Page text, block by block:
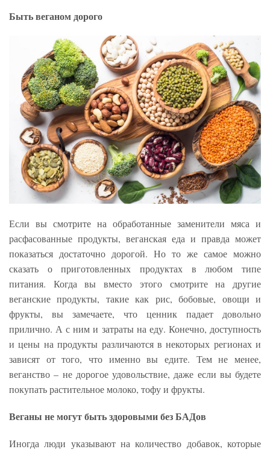
Быть веганом дорого
Если вы смотрите на обработанные заменители мяса и
расфасованные продукты, веганская еда и правда может
показаться достаточно дорогой. Но то же самое можно
сказать о приготовленных продуктах в любом типе
питания. Когда вы вместо этого смотрите на другие
веганские продукты, такие как рис, бобовые, овощи и
фрукты, вы замечаете, что ценник падает довольно
прилично. А с ним и затраты на еду. Конечно, доступность
и цены на продукты различаются в некоторых регионах и
зависят от того, что именно вы едите. Тем не менее,
веганство – не дорогое удовольствие, даже если вы будете
покупать растительное молоко, тофу и фрукты.
Веганы не могут быть здоровыми без БАДов
Иногда люди указывают на количество добавок, которые